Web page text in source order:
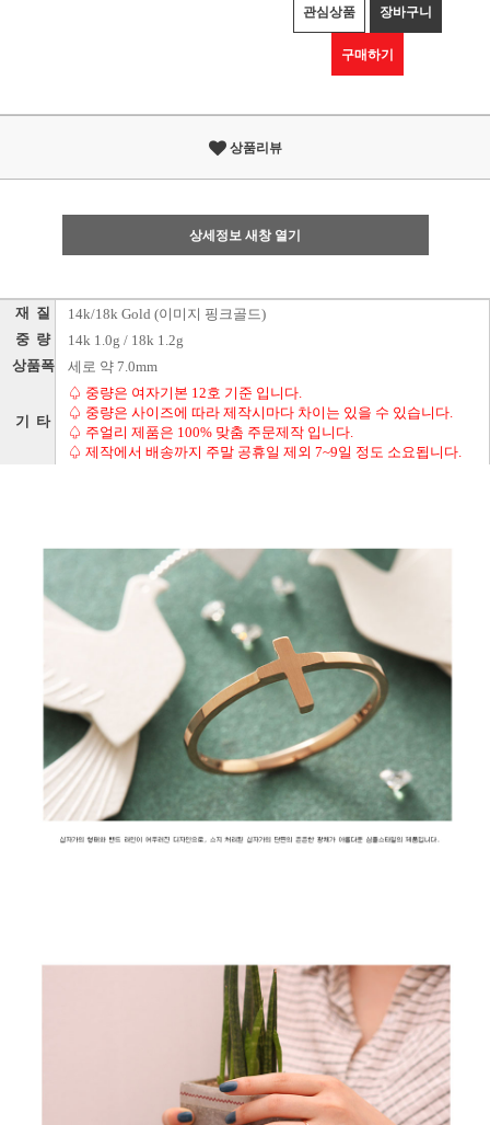
관심상품 장바구니
구매하기
상품리뷰
상세정보 새창 열기
재 질 14k/18k Gold (이미지 핑크골드)
중 량 14k 1.0g / 18k 1.2g
상품폭 세로 약 7.0mm
기 타
♤ 중량은 여자기본 12호 기준 입니다.
♤ 중량은 사이즈에 따라 제작시마다 차이는 있을 수 있습니다.
♤ 주얼리 제품은 100% 맞춤 주문제작 입니다.
♤ 제작에서 배송까지 주말 공휴일 제외 7~9일 정도 소요됩니다.